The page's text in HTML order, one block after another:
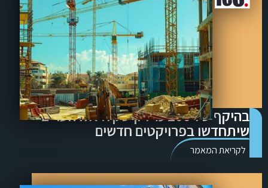
בהיקף של 200 מיליון שקל: אלו הערים
שיתחדשו בפרויקטים חדשים
לקריאת המאמר